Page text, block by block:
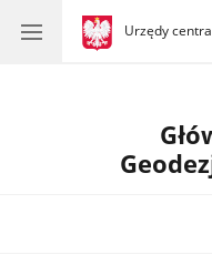
gov.pl
Urzędy
gov.pl
Urzędy